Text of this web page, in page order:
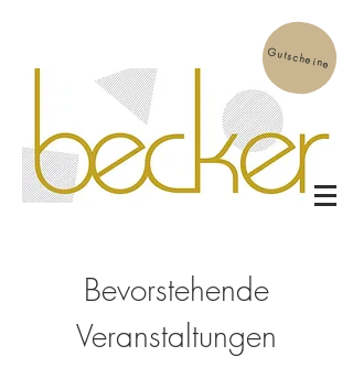
Gutscheine
Bevorstehende
Veranstaltungen